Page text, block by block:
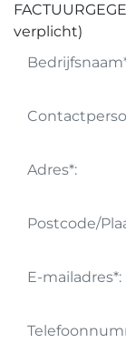
verplicht)